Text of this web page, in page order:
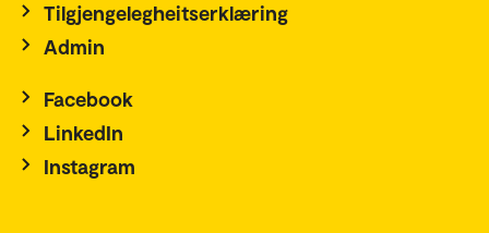
Tilgjengelegheitserklæring
Admin
Facebook
LinkedIn
Instagram